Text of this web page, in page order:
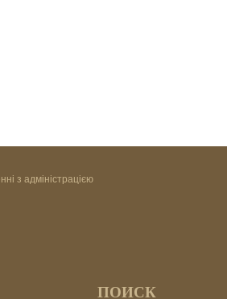
з адміністрацією
ПОИСК